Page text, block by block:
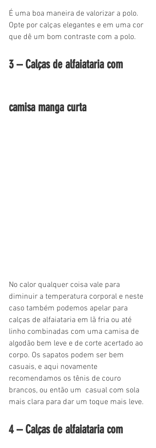
É uma boa maneira de valorizar a polo.
Opte por calças elegantes e em uma cor
que dê um bom contraste com a polo.
3 – Calças de alfaiataria com
camisa manga curta
No calor qualquer coisa vale para
diminuir a temperatura corporal e neste
caso também podemos apelar para
calças de alfaiataria em lã fria ou até
linho combinadas com uma camisa de
algodão bem leve e de corte acertado ao
corpo. Os sapatos podem ser bem
casuais, e aqui novamente
recomendamos os tênis de couro
brancos, ou então um  casual com sola
mais clara para dar um toque mais leve.
4 – Calças de alfaiataria com